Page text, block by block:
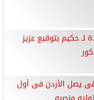
لـ حكيم بتوقيع عزيز
يصل الأردن فى أول